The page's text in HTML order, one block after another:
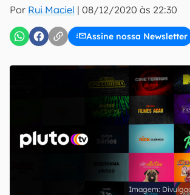
Por Rui Maciel | 08/12/2020 às 22:30
Assine nossa Newsletter
inscreva-se
Uso e Política de Privacidade do